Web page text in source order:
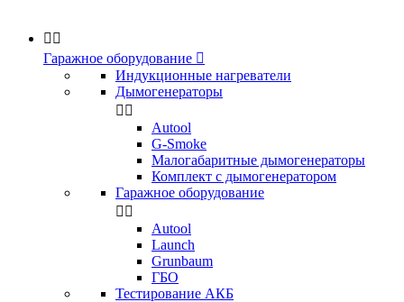
 
Гаражное оборудование 
Индукционные нагреватели
Дымогенераторы
 
Аutool
G-Smoke
Малогабаритные дымогенераторы
Комплект с дымогенератором
Гаражное оборудование
 
Autool
Launch
Grunbaum
ГБО
Тестирование АКБ